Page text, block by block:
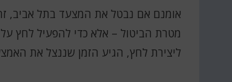
אומנם אם נבטל את המצעד בתל אביב, זה
מטרת הביטול – אלא כדי להפעיל לחץ
ליצירת לחץ, הגיע הזמן שננצל את